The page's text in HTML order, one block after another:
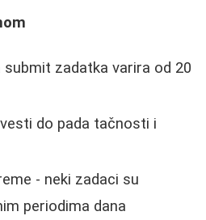
zadatka varira od 20
do pada tačnosti i
- neki zadaci su
periodima dana